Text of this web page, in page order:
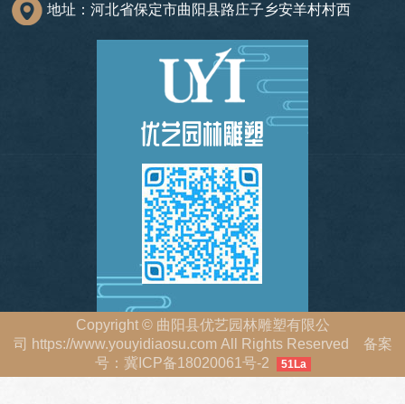
地址：河北省保定市曲阳县路庄子乡安羊村村西
Copyright ©曲阳县优艺园林雕塑有限公
司 https://www.youyidiaosu.comAll Rights Reserved 备案
号： 冀ICP备18020061号-2 51La